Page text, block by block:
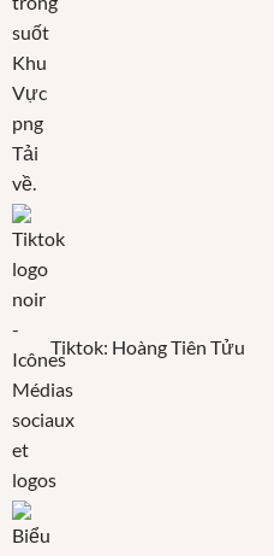
Tiktok: Hoàng Tiên Tửu